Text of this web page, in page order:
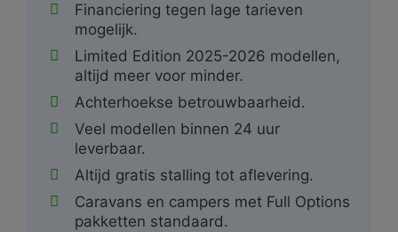
Financiering tegen lage tarieven
mogelijk.
Limited Edition 2025-2026 modellen,
altijd meer voor minder.
Achterhoekse betrouwbaarheid.
Veel modellen binnen 24 uur
leverbaar.
Altijd gratis stalling tot aflevering.
Caravans en campers met Full Options
pakketten standaard.